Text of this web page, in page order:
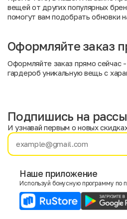
вещей от других популярных
помогут вам подобрать обновки
Оформляйте заказ
Оформляйте заказ прямо сейчас
гардероб уникальную вещь с
Имя
E-mail
Подпишись на
И узнавай первым о новых
Наше приложение
Используй бонусную программу по